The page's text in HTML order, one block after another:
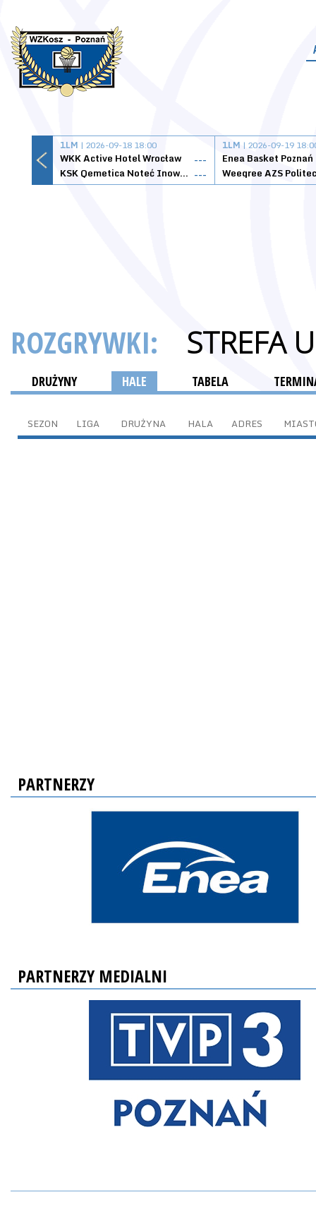
1LM | 2026-09-18 18:00
WKK Active Hotel Wrocław
---
KSK Qemetica Noteć Inowrocław ---
1LM | 2026-09-19
Enea Basket Poznań
ROZGRYWKI: STREFA
DRUŻYNY HALE TABELA
SEZON LIGA DRUŻYNA HALA ADRES
PARTNERZY
PARTNERZY MEDIALNI